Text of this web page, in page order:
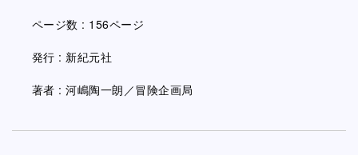
ページ数 : 156ページ
発行 : 新紀元社
著者 : 河嶋陶一朗／冒険企画局